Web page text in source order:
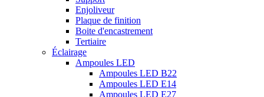
Enjoliveur
Plaque de finition
Boite d'encastrement
Tertiaire
Éclairage
Ampoules LED
Ampoules LED B22
Ampoules LED E14
Ampoules LED E27